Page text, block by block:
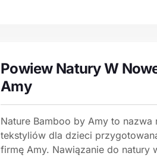
Powiew Natury W
Amy
Nature Bamboo by Amy to nazwa
tekstyliów dla dzieci
firmę Amy. Nawiązanie do natury